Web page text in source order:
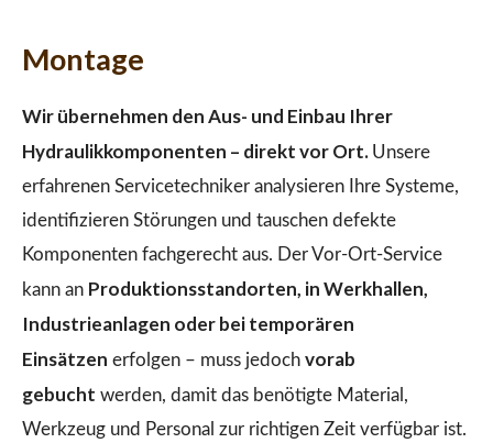
Montage
Wir übernehmen den Aus- und Einbau Ihrer
Hydraulikkomponenten – direkt vor Ort. Unsere
erfahrenen Servicetechniker analysieren Ihre Systeme,
identifizieren Störungen und tauschen defekte
Komponenten fachgerecht aus. Der Vor-Ort-Service
kann an Produktionsstandorten, in Werkhallen,
Industrieanlagen oder bei temporären
Einsätzen erfolgen – muss jedoch vorab
gebucht werden, damit das benötigte Material,
Werkzeug und Personal zur richtigen Zeit verfügbar ist.